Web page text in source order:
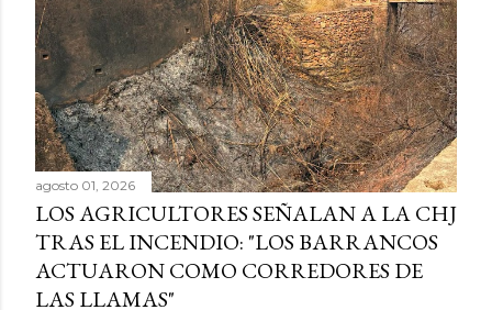
agosto 01, 2026
LOS AGRICULTORES SEÑALAN A LA CHJ
TRAS EL INCENDIO: "LOS BARRANCOS
ACTUARON COMO CORREDORES DE
LAS LLAMAS"